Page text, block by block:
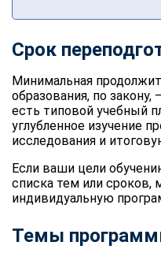
Срок
Минимальная
образования, по
есть типовой учебный
углубленное изучение
исследования и
Если ваши цели
списка тем или сроков,
индивидуальную
Темы